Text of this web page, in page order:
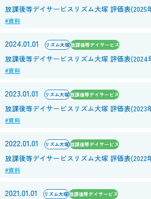
放課後等デイサービスリズム大塚 評価表(2025
#資料
2024.01.01 リズム大塚放課後等デイサービス
放課後等デイサービスリズム大塚 評価表(2024
#資料
2023.01.01 リズム大塚放課後等デイサービス
放課後等デイサービスリズム大塚 評価表(2023
#資料
2022.01.01 リズム大塚放課後等デイサービス
放課後等デイサービスリズム大塚 評価表(2022
#資料
2021.01.01 リズム大塚放課後等デイサービス